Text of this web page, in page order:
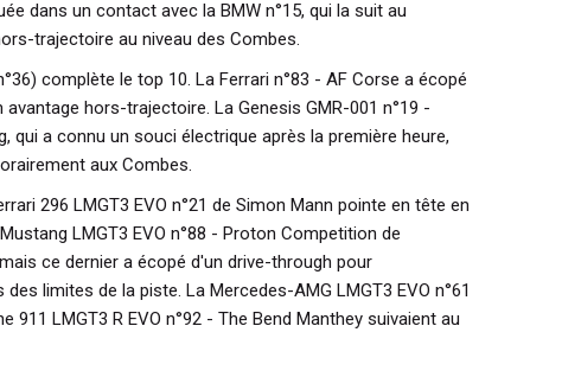
dans un contact avec la BMW n°15, qui la suit au
trajectoire au niveau des Combes.
complète le top 10. La Ferrari n°83 - AF Corse a écopé
hors-trajectoire. La Genesis GMR-001 n°19 -
qui a connu un souci électrique après la première heure,
aux Combes.
296 LMGT3 EVO n°21 de Simon Mann pointe en tête en
LMGT3 EVO n°88 - Proton Competition de
ce dernier a écopé d'un drive-through pour
limites de la piste. La Mercedes-AMG LMGT3 EVO n°61
911 LMGT3 R EVO n°92 - The Bend Manthey suivaient au